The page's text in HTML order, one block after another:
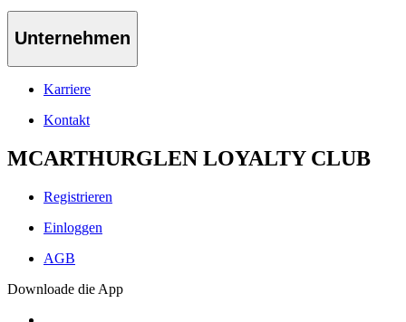
Unternehmen
Karriere
Kontakt
MCARTHURGLEN LOYALTY CLUB
Registrieren
Einloggen
AGB
Downloade die App